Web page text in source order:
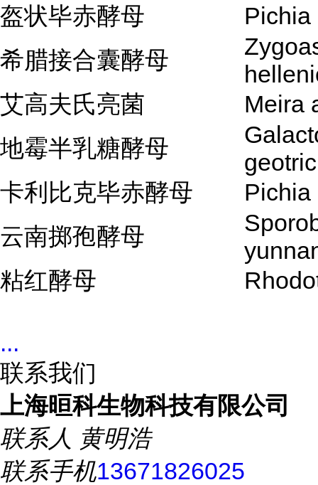
盔状毕赤酵母
Pichia
希腊接合囊酵母
艾高夫氏亮菌
Meira
地霉半乳糖酵母
卡利比克毕赤酵母
Pichia
云南掷孢酵母
粘红酵母
...
联系我们
上海晅科生物科技有限公司
联系人 黄明浩
联系手机13671826025